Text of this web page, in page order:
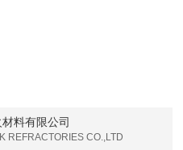
料有限公司
REFRACTORIES CO.,LTD